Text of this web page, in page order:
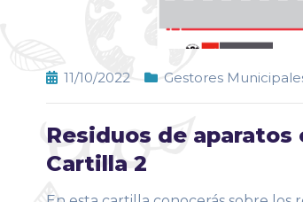
11/10/2022 Gestores
Residuos de
Cartilla 2